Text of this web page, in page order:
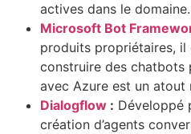
actives dans le domaine.
Microsoft Bot
produits propriétaires,
construire des chatbots
avec Azure est un atout
Dialogflow : Développé
création d’agents